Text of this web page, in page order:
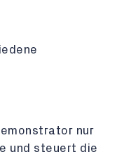
nur
und steuert die